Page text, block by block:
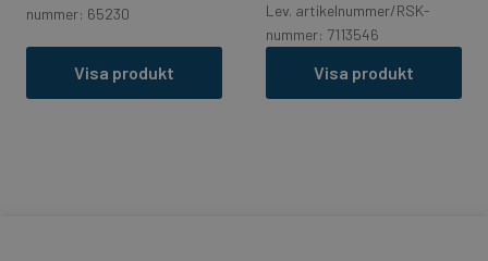
nummer: 65230
Visa produkt
Lev. artikelnummer/RSK-
nummer: 7113546
Visa produkt